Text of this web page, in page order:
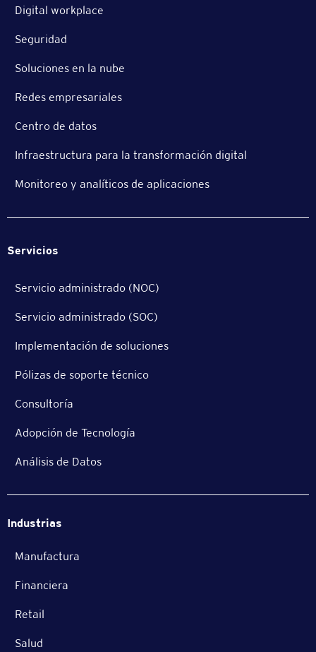
Digital workplace
Seguridad
Soluciones en la nube
Redes empresariales
Centro de datos
Infraestructura para la transformación digital
Monitoreo y analíticos de aplicaciones
Servicios
Servicio administrado (NOC)
Servicio administrado (SOC)
Implementación de soluciones
Pólizas de soporte técnico
Consultoría
Adopción de Tecnología
Análisis de Datos
Industrias
Manufactura
Financiera
Retail
Salud